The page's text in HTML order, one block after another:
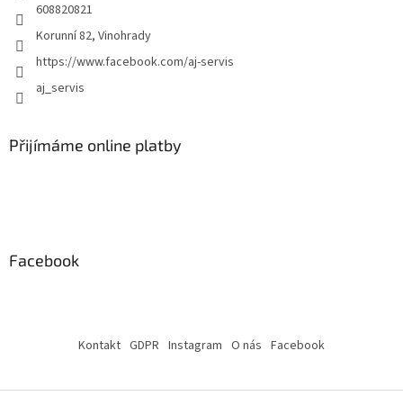
608820821
Korunní 82, Vinohrady
https://www.facebook.com/aj-servis
aj_servis
Přijímáme online platby
Facebook
Kontakt GDPR Instagram O nás Facebook